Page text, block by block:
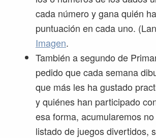
cada número y gana quién
puntuación en cada uno.
Imagen.
También a segundo de
pedido que cada semana
que más les ha gustado
y quiénes han participado
esa forma, acumularemos
listado de juegos divertidos,